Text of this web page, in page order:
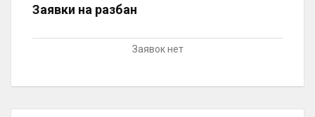
Заявки на разбан
Заявок нет